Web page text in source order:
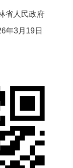
人民政府
3月19日